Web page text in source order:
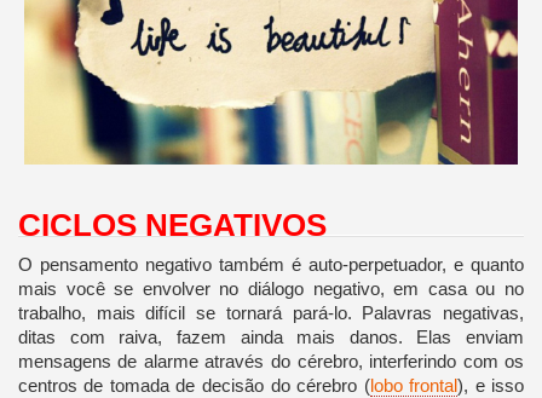
CICLOS NEGATIVOS
O pensamento negativo também é auto-perpetuador, e quanto
mais você se envolver no diálogo negativo, em casa ou no
trabalho, mais difícil se tornará pará-lo. Palavras negativas,
ditas com raiva, fazem ainda mais danos. Elas enviam
mensagens de alarme através do cérebro, interferindo com os
centros de tomada de decisão do cérebro (lobo frontal), e isso